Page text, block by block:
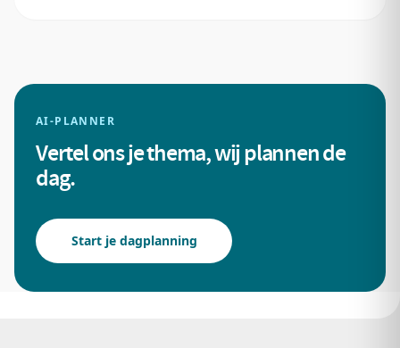
AI-PLANNER
Vertel ons je thema, wij plannen de
dag.
Start je dagplanning